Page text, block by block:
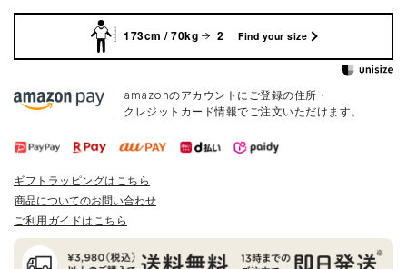
173cm / 70kg 2 Find your size
amazonのアカウントにご登録の住所・
クレジットカード情報でご注文いただけます。
ギフトラッピングはこちら
商品についてのお問い合わせ
ご利用ガイドはこちら